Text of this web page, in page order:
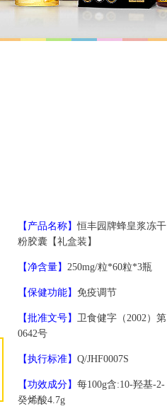
【产品名称】恒丰园牌蜂皇浆冻干
粉胶囊【礼盒装】
【净含量】 250mg/粒*60粒*3瓶
【保健功能】 免疫调节
【批准文号】 卫食健字（2002）第
0642号
【执行标准】 Q/JHF0007S
【功效成分】 每100g含:10-羟基-2-
癸烯酸4.7g